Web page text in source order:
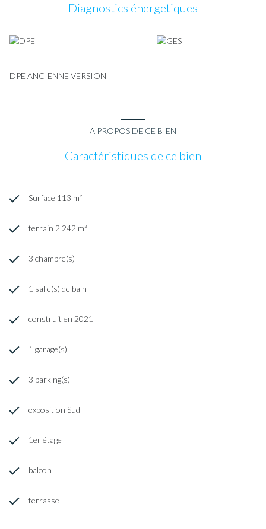
Diagnostics énergetiques
DPE ANCIENNE VERSION
A PROPOS DE CE BIEN
Caractéristiques de ce bien
Surface 113 m²
terrain 2 242 m²
3 chambre(s)
1 salle(s) de bain
construit en 2021
1 garage(s)
3 parking(s)
exposition Sud
1er étage
balcon
terrasse